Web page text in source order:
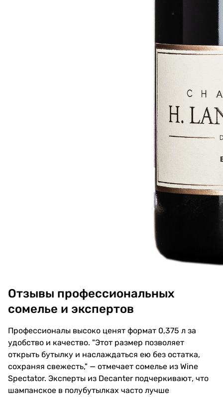
Отзывы профессиональных
сомелье и экспертов
Профессионалы высоко ценят формат 0,375 л за
удобство и качество. "Этот размер позволяет
открыть бутылку и наслаждаться ею без остатка,
сохраняя свежесть," — отмечает сомелье из Wine
Spectator. Эксперты из Decanter подчеркивают, что
шампанское в полубутылках часто лучше